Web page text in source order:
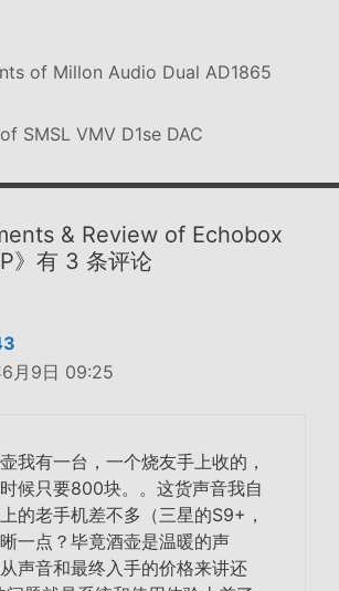
of Millon Audio Dual AD1865
SMSL VMV D1se DAC
& Review of Echobox
》有 3 条评论
月9日 09:25
我有一台，一个烧友手上收的，
候只要800块。。这货声音我自
的老手机差不多（三星的S9+，
一点？毕竟酒壶是温暖的声
声音和最终入手的价格来讲还